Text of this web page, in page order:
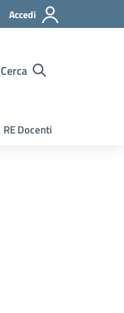
Accedi
Cerca
RE Docenti